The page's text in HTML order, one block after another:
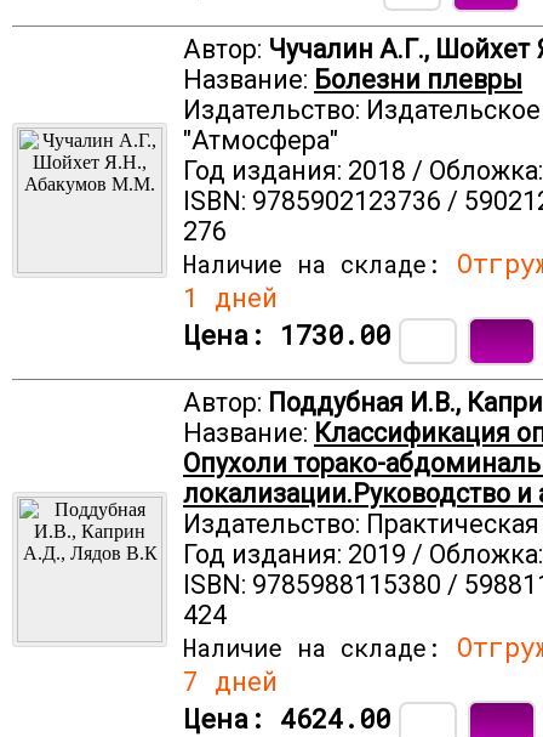
Автор: Чучалин А.Г.,
Название: Болезни плевры
Издательство:
"Атмосфера"
Год издания: 2018 /
ISBN: 9785902123736 /
276
Наличие на складе:
1 дней
Цена: 1730.00
Автор: Поддубная И.В.,
Название: Классификация
Опухоли торако-
локализации.Руководство и
Издательство:
Год издания: 2019 /
ISBN: 9785988115380 /
424
Наличие на складе:
7 дней
Цена: 4624.00